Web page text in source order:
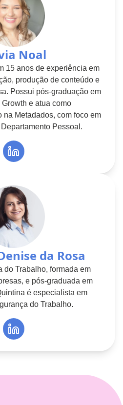
Noal
15 anos de experiência em
produção de conteúdo e
Possui pós-graduação em
e atua como
na Metadados, com foco em
Pessoal.
da Rosa
do Trabalho, formada em
e pós-graduada em
é especialista em
do Trabalho.